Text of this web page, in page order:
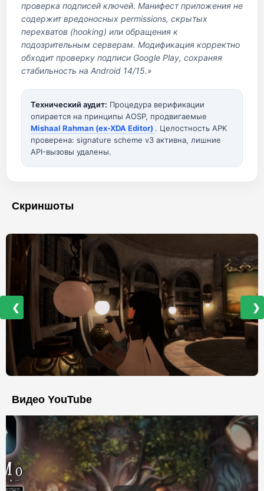
проверка подписей ключей. Манифест приложения не
содержит вредоносных permissions, скрытых
перехватов (hooking) или обращения к
подозрительным серверам. Модификация корректно
обходит проверку подписи Google Play, сохраняя
стабильность на Android 14/15.»
Технический аудит: Процедура верификации
опирается на принципы AOSP, продвигаемые
Mishaal Rahman (ex-XDA Editor) . Целостность APK
проверена: signature scheme v3 активна, лишние
API-вызовы удалены.
Скриншоты
❮ ❯
Видео YouTube